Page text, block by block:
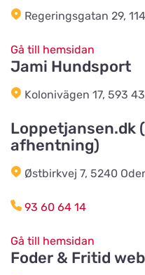
Vojens Dyreklinik ved
Søndre Ringvej 3
Landhandlen / Gappay
Ebstrupvej 60
Salling Grovvare -
Salling Grovvare
M. P. Stisens Vej 17
Regeringsgatan 29,
Gå till hemsidan
Jami Hundsport
Kolonivägen 17, 593
Loppetjansen.dk
afhentning)
Østbirkvej 7, 5240
93 60 64 14
Gå till hemsidan
Foder & Fritid